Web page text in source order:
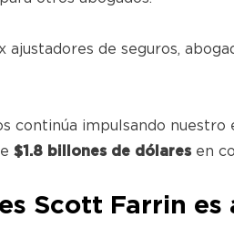
de seguros,
continúa impulsando
$1.8 billones de dólares en
Scott Farrin